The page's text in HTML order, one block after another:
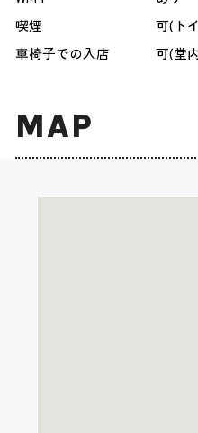
喫煙
可(ト
車椅子での入店
可(堂
MAP